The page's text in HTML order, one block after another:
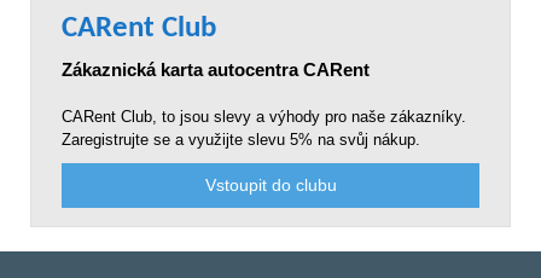
CARent Club
Zákaznická karta autocentra CARent
CARent Club, to jsou slevy a výhody pro naše zákazníky.
Zaregistrujte se a využijte slevu 5% na svůj nákup.
Vstoupit do clubu